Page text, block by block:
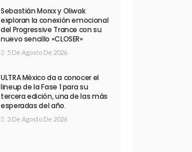
Sebastián Morxx y Oliwak
exploran la conexión emocional
del Progressive Trance con su
nuevo sencillo «CLOSER»
5 De Agosto De 2026
ULTRA México da a conocer el
lineup de la Fase 1 para su
tercera edición, una de las más
esperadas del año.
3 De Agosto De 2026